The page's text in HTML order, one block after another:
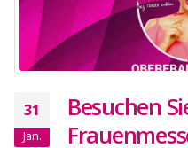
31
Jan.
Besuchen